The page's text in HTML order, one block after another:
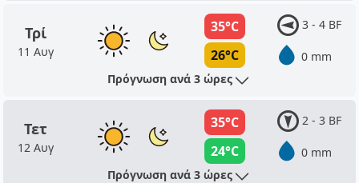
Τρί
11 Αυγ
35°C
26°C
3 - 4 BF
0 mm
Πρόγνωση ανά 3 ώρες
Τετ
12 Αυγ
35°C
24°C
2 - 3 BF
0 mm
Πρόγνωση ανά 3 ώρες